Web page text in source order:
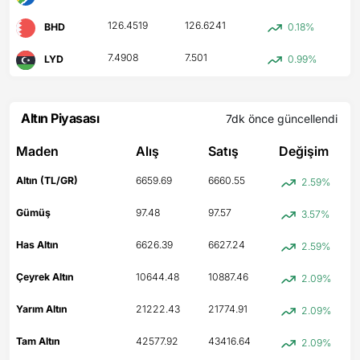
BHD 126.4519 126.6241 0.18%
LYD 7.4908 7.501 0.99%
Altın Piyasası 7dk önce güncellendi
Maden Alış Satış Değişim
Altın (TL/GR) 6659.69 6660.55 2.59%
Gümüş 97.48 97.57 3.57%
Has Altın 6626.39 6627.24 2.59%
Çeyrek Altın 10644.48 10887.46 2.09%
Yarım Altın 21222.43 21774.91 2.09%
Tam Altın 42577.92 43416.64 2.09%